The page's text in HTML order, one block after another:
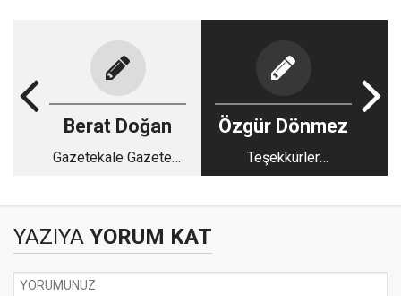
Berat Doğan
Gazetekale Gazetesi
Özgür Dönmez
Teşekkürler
Gazetekale
YAZIYA YORUM KAT